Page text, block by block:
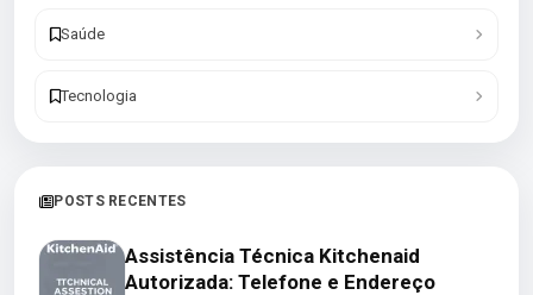
Saúde
Tecnologia
POSTS RECENTES
Assistência Técnica Kitchenaid
Autorizada: Telefone e Endereço